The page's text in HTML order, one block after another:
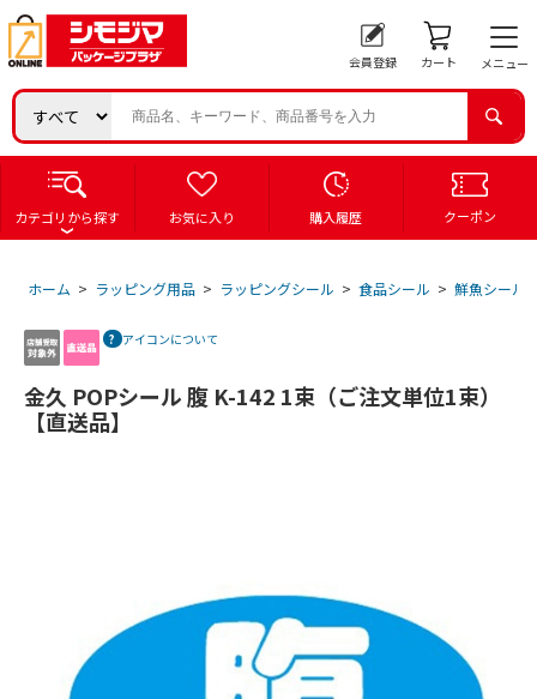
会員登録 カート メニュー
カテゴリから探す お気に入り 購入履歴 クーポン
ホーム > ラッピング用品 > ラッピングシール > 食品シール > 鮮魚シール
アイコンについて
金久 POPシール 腹 K-142 1束（ご注文単位1束）
【直送品】